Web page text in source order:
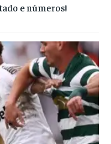
e números!